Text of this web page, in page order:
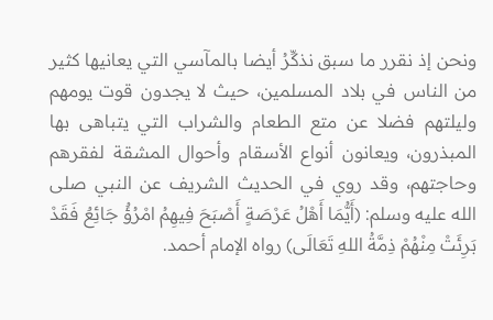
ونحن إذ نقرر ما سبق نذكِّرُ أيضا بالمآسي التي يعانيها كثير
من الناس في بلاد المسلمين، حيث لا يجدون قوت يومهم
وليلتهم فضلا عن متع الطعام والشراب التي يتباهى بها
المبذرون، ويعانون أنواع الأسقام وأحوال المشقة لفقرهم
وحاجتهم، وقد روي في الحديث الشريف عن النبي صلى
الله عليه وسلم: (أَيُّمَا أَهْلُ عَرْصَةٍ أَصْبَحَ فِيهِمُ امْرُؤٌ جَائِعٌ فَقَدْ
بَرِئَتْ مِنْهُمْ ذِمَّةُ اللهِ تَعَالَى) رواه الإمام أحمد.